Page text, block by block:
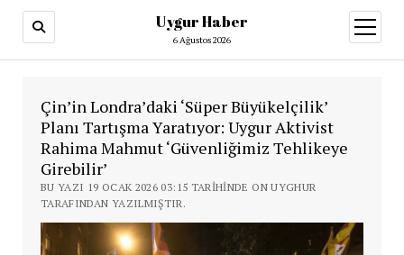
Uygur Haber
6 Ağustos 2026
aç
Çin’in Londra’daki ‘Süper Büyükelçilik’
Planı Tartışma Yaratıyor: Uygur Aktivist
Rahima Mahmut ‘Güvenliğimiz Tehlikeye
Girebilir’
BU YAZI 19 OCAK 2026 03:15 TARIHINDE ON UYGHUR
TARAFINDAN YAZILMIŞTIR.